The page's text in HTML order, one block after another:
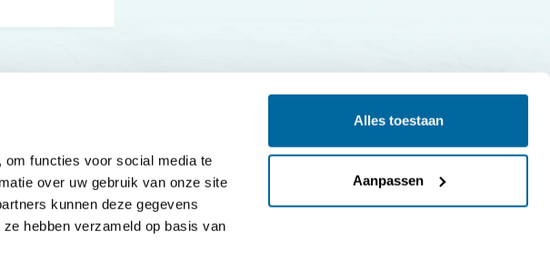
functies voor social media te
over uw gebruik van onze site
kunnen deze gegevens
hebben verzameld op basis van
Alles toestaan
Aanpassen